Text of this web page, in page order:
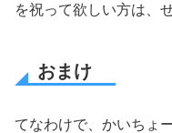
を祝って欲しい方は、
おまけ
てなわけで、かいちょ